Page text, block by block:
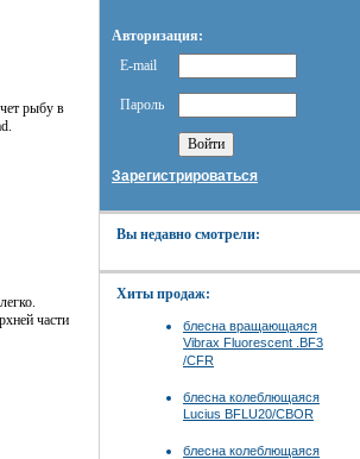
рыбу в
части
Авторизация:
E-mail
Пароль
Зарегистрироваться
Вы недавно смотрели:
Хиты продаж:
блесна вращающаяся
Vibrax Fluorescent .BF3
/CFR
блесна колеблющаяся
Lucius BFLU20/CBOR
блесна колеблющаяся